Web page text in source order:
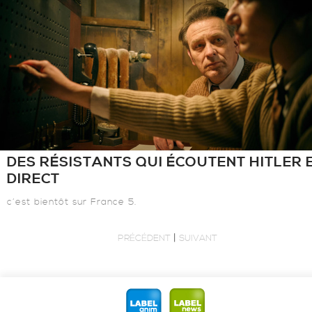
DES RÉSISTANTS QUI ÉCOUTENT HITLER
DIRECT
c’est bientôt sur France 5.
PRÉCÉDENT | SUIVANT